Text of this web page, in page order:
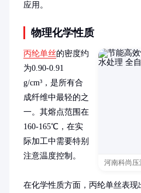
应用。
物理化学性质
河南科尚压
丙纶单丝的密度约
为0.90-0.91
g/cm³，是所有合
成纤维中最轻的之
一。其熔点范围在
160-165℃，在实
际加工中需要特别
注意温度控制。
在化学性质方面，丙纶单丝表